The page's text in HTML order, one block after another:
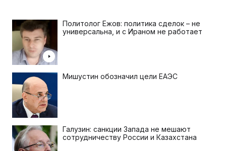
Политолог Ежов: политика сделок – не
универсальна, и с Ираном не работает
Мишустин обозначил цели ЕАЭС
Галузин: санкции Запада не мешают
сотрудничеству России и Казахстана